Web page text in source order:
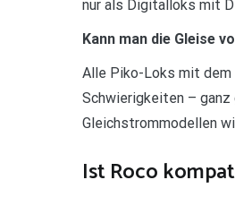
nur als Digitalloks mit
Kann man die Gleise
Alle Piko-Loks mit
Schwierigkeiten – ganz
Gleichstrommodellen
Ist Roco